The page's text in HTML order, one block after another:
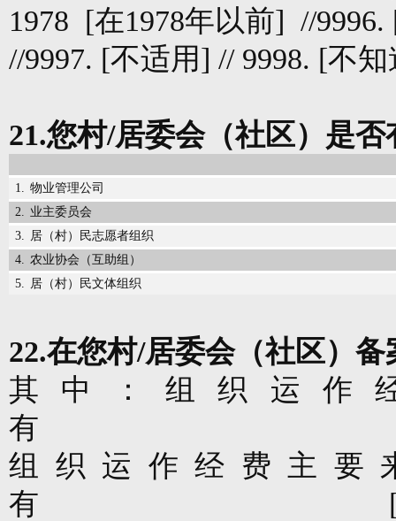
1978 [在1978年以前] //9996.
//9997. [不适用] // 9998. [不知
21.您村/居委会（社区）是否
1.
物业管理公司
2.
业主委员会
3.
居（村）民志愿者组织
4.
农业协会（互助组）
5.
居（村）民文体组织
22.在您村/居委会（社区）
其中：组织运作
有
组织运作经费主要
有